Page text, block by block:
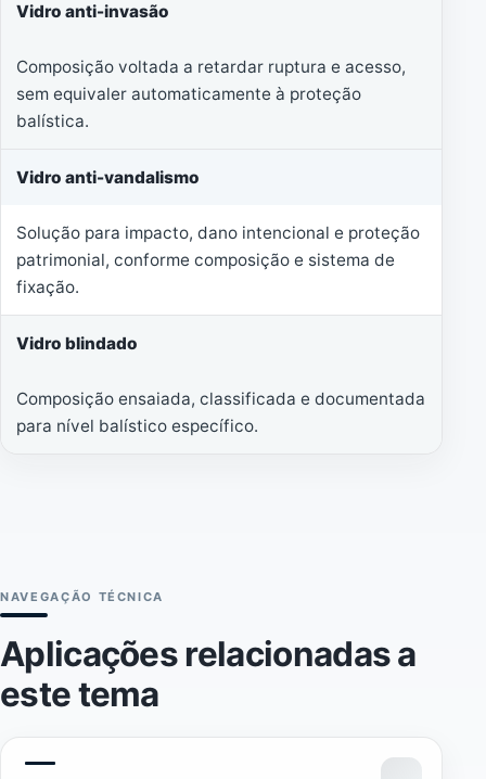
Vidro anti-invasão
Composição voltada a retardar ruptura e acesso,
sem equivaler automaticamente à proteção
balística.
Vidro anti-vandalismo
Solução para impacto, dano intencional e proteção
patrimonial, conforme composição e sistema de
fixação.
Vidro blindado
Composição ensaiada, classificada e documentada
para nível balístico específico.
NAVEGAÇÃO TÉCNICA
Aplicações relacionadas a
este tema